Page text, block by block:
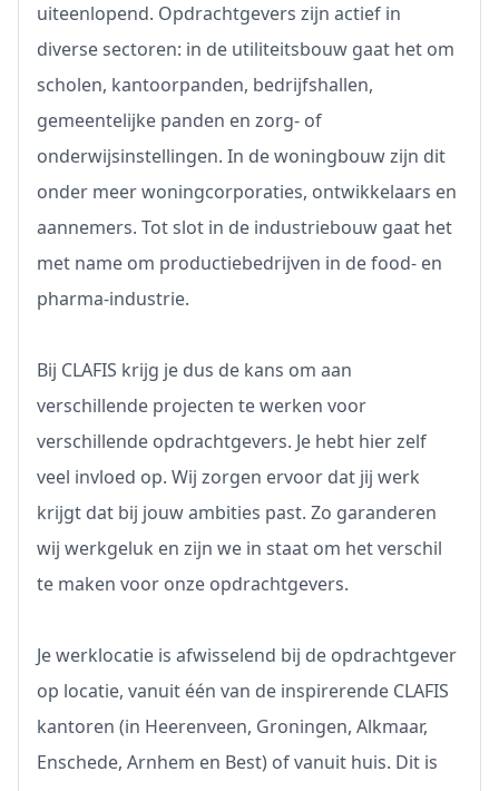
uiteenlopend. Opdrachtgevers zijn actief in
diverse sectoren: in de utiliteitsbouw gaat het om
scholen, kantoorpanden, bedrijfshallen,
gemeentelijke panden en zorg- of
onderwijsinstellingen. In de woningbouw zijn dit
onder meer woningcorporaties, ontwikkelaars en
aannemers. Tot slot in de industriebouw gaat het
met name om productiebedrijven in de food- en
pharma-industrie.
Bij CLAFIS krijg je dus de kans om aan
verschillende projecten te werken voor
verschillende opdrachtgevers. Je hebt hier zelf
veel invloed op. Wij zorgen ervoor dat jij werk
krijgt dat bij jouw ambities past. Zo garanderen
wij werkgeluk en zijn we in staat om het verschil
te maken voor onze opdrachtgevers.
Je werklocatie is afwisselend bij de opdrachtgever
op locatie, vanuit één van de inspirerende CLAFIS
kantoren (in Heerenveen, Groningen, Alkmaar,
Enschede, Arnhem en Best) of vanuit huis. Dit is